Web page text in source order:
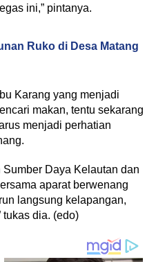
ini,” pintanya.
Ruko di Desa Matang
Karang yang menjadi
makan, tentu sekarang
menjadi perhatian
Daya Kelautan dan
aparat berwenang
langsung kelapangan,
tukas dia. (edo)